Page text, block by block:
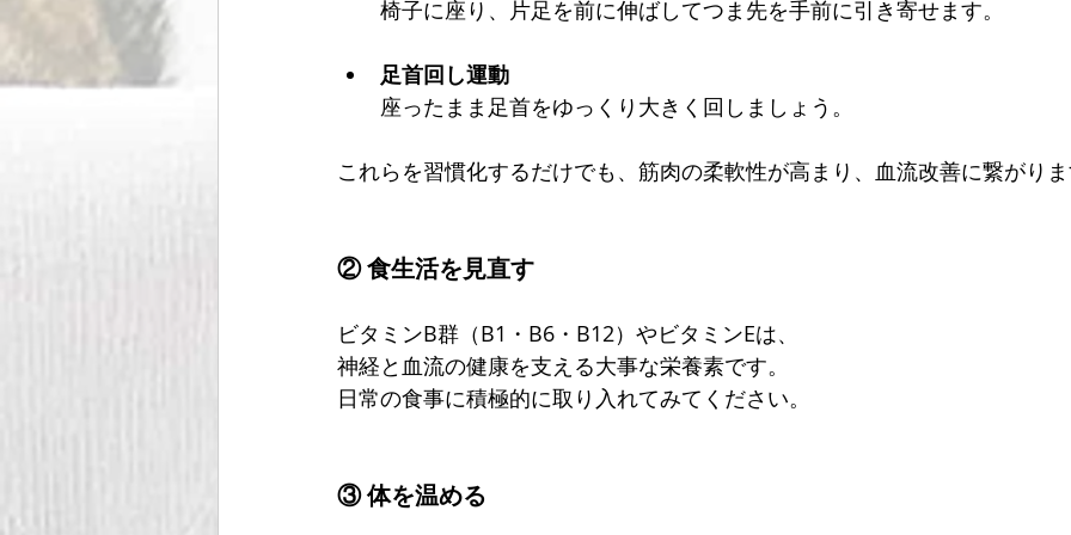
椅子に座り、片足を前に伸ばしてつま先を手前に引き寄せます。
足首回し運動
座ったまま足首をゆっくり大きく回しましょう。
これらを習慣化するだけでも、筋肉の柔軟性が高まり、血流改善に繋がり
② 食生活を見直す
ビタミンB群（B1・B6・B12）やビタミンEは、
神経と血流の健康を支える大事な栄養素です。
日常の食事に積極的に取り入れてみてください。
③ 体を温める